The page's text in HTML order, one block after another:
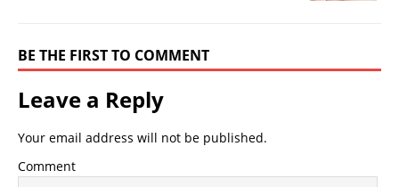
BE THE FIRST TO COMMENT
Leave a Reply
Your email address will not be published.
Comment